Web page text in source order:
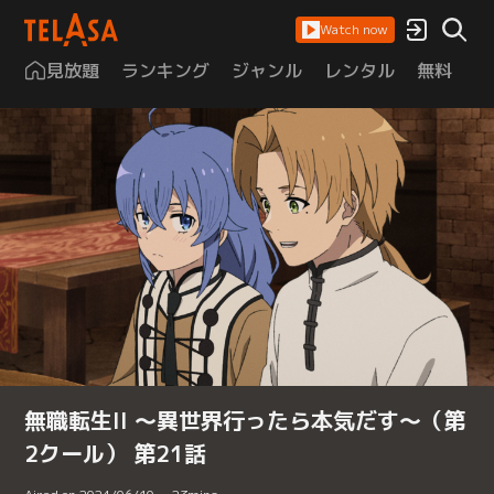
Watch now
見放題 ランキング ジャンル レンタル 無料
無職転生II ～異世界行ったら本気だす～（第
2クール） 第21話